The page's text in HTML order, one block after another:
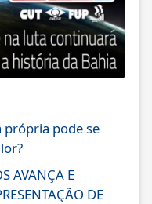
pode se
AVANÇA E
DE